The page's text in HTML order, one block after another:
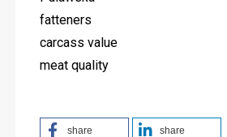
fatteners
carcass value
meat quality
share share